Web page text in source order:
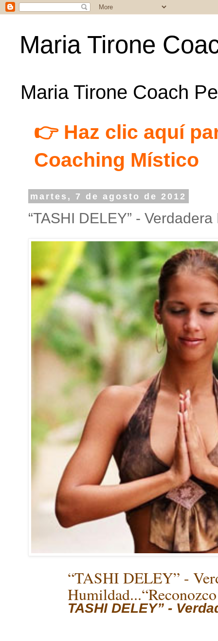
Maria Tirone
Maria Tirone Coach
👉 Haz clic aquí
Coaching Místico
martes, 7 de agosto de 2012
“TASHI DELEY” -
“TASHI DELEY” -
TASHI DELEY” -